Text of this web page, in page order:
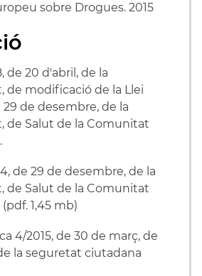
sobre Drogues. 2015
de 20 d'abril, de la
de modificació de la Llei
29 de desembre, de la
de Salut de la Comunitat
de 29 de desembre, de la
de Salut de la Comunitat
1,45 mb)
4/2015, de 30 de març, de
la seguretat ciutadana